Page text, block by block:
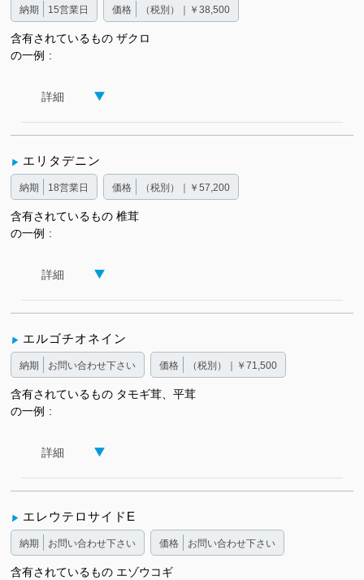
納期 15営業日 価格 （税別）｜￥38,500
含有されているもの
の一例
ザクロ
詳細
エリタデニン
納期 18営業日 価格 （税別）｜￥57,200
含有されているもの
の一例
椎茸
詳細
エルゴチオネイン
納期 お問い合わせ下さい 価格 （税別）｜￥71,500
含有されているもの
の一例
タモギ茸、平茸
詳細
エレウテロサイドE
納期 お問い合わせ下さい 価格 お問い合わせ下さい
含有されているもの エゾウコギ